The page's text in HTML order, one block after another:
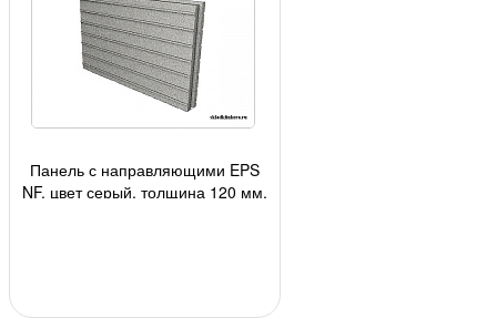
Панель с направляющими EPS
NF, цвет серый, толщина 120 мм,